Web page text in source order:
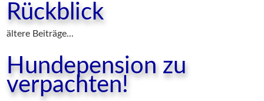
Rückblick
ältere Beiträge...
Hundepension zu
verpachten!